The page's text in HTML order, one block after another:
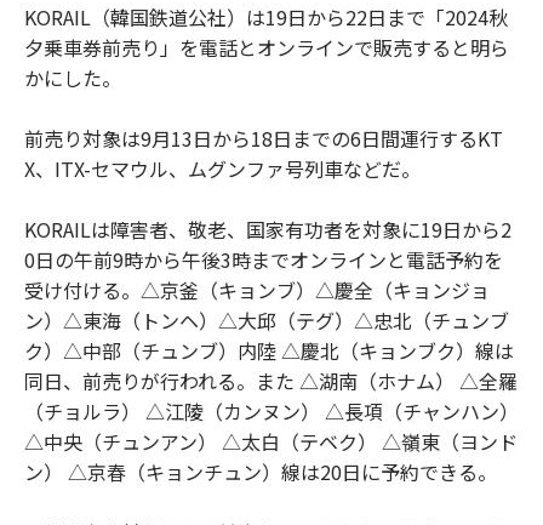
KORAIL（韓国鉄道公社）は19日から22日まで「2024秋
夕乗車券前売り」を電話とオンラインで販売すると明ら
かにした。
前売り対象は9月13日から18日までの6日間運行するKT
X、ITX-セマウル、ムグンファ号列車などだ。
KORAILは障害者、敬老、国家有功者を対象に19日から2
0日の午前9時から午後3時までオンラインと電話予約を
受け付ける。△京釜（キョンブ）△慶全（キョンジョ
ン）△東海（トンヘ）△大邱（テグ）△忠北（チュンブ
ク）△中部（チュンブ）内陸 △慶北（キョンブク）線は
同日、前売りが行われる。また △湖南（ホナム） △全羅
（チョルラ） △江陵（カンヌン） △長項（チャンハン）
△中央（チュンアン） △太白（テベク） △嶺東（ヨンド
ン） △京春（キョンチュン）線は20日に予約できる。